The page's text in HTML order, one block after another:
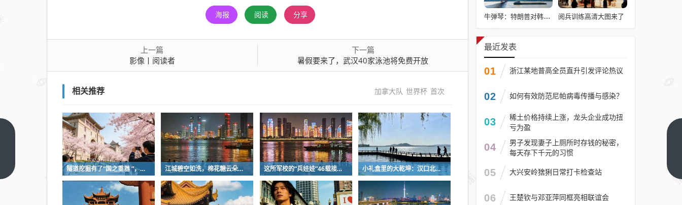
海报 阅读 分享
上一篇
影像丨阅读者
下一篇
暑假要来了，武汉40家泳池将免费开放
相关推荐 加拿大队 世界杯 首次
隧道挖掘有了“国之重器 ”，全球首台掘爆机在武汉下线 江城碧空如洗，棉花糖云朵刷屏蓝天 这所军校的“兵娃娃”46载接力，守护盲人宿舍 小礼盒里的大乾坤：汉口北伴手礼经济折射中国消费新脉动
牛弹琴：特朗普对韩国提了非分要求 阅兵训练高清大图来了
最近发表
01 浙江某地普高全员直升引发评论热议
02 如何有效防范尼帕病毒传播与感染？
03
稀土价格持续上涨，龙头企业成功扭
亏为盈
04
男子发现妻子上厕所时存钱的秘密，
每天存下千元的习惯
05 大兴安岭猞猁日常打卡检查站
06 王楚钦与邓亚萍同框亮相联谊会